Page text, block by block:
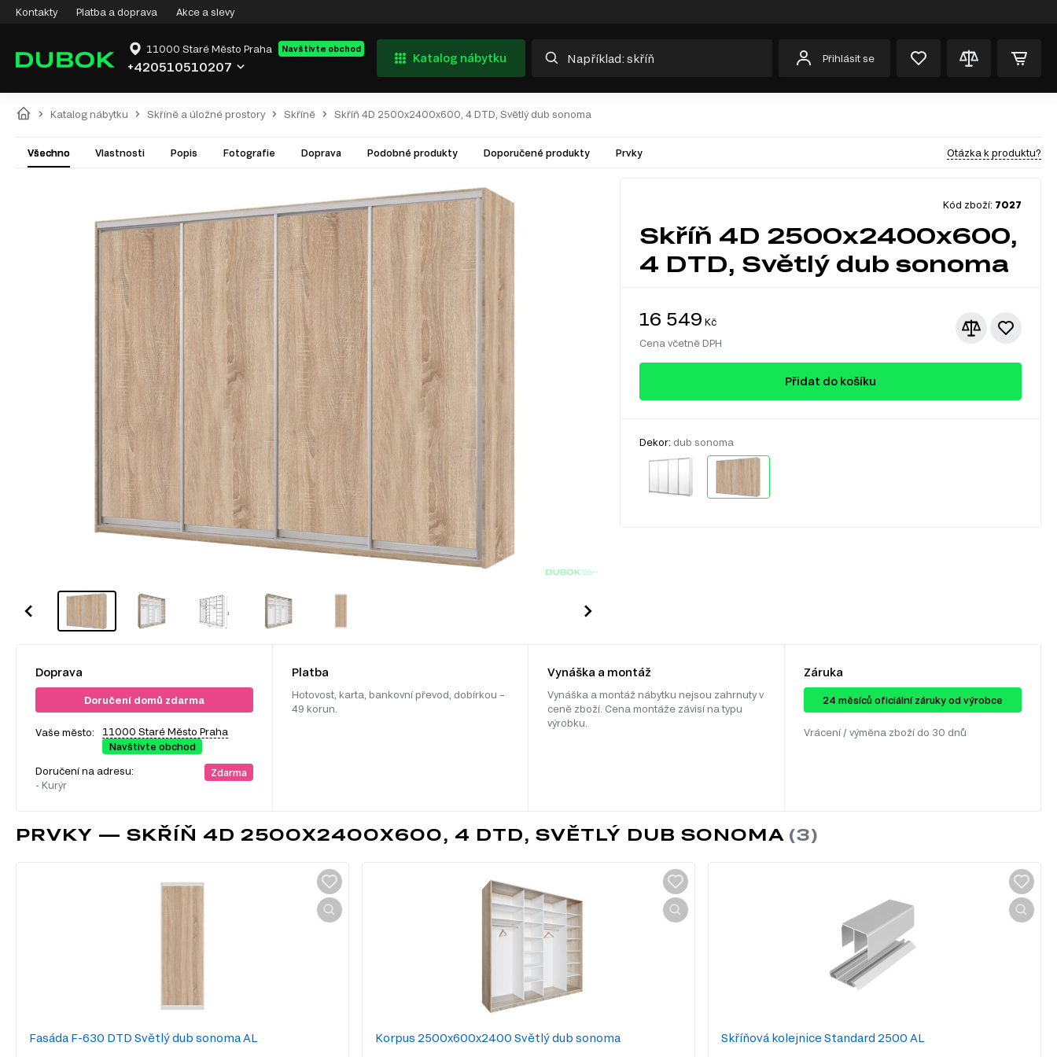
Kontakty Platba a doprava Akce a slevy
11000 Staré Město Praha Navštivte obchod
+420510510207
Katalog nábytku Přihlásit se
Katalog nábytku Skříně a úložné prostory Skříně Skříň 4D 2500x2400x600, 4 DTD, Světlý dub sonoma
Všechno Vlastnosti Popis Fotografie Doprava Podobné produkty Doporučené produkty Prvky Otázka k produktu?
Kód zboží: 7027
Skříň 4D 2500x2400x600,
4 DTD, Světlý dub sonoma
16 549 Kč
Cena včetně DPH
Přidat do košíku
Dekor: dub sonoma
Doprava
Doručení domů zdarma
Vaše město:
11000 Staré Město Praha
Navštivte obchod
Doručení na adresu:
- Kurýr
Zdarma
Platba
Hotovost, karta, bankovní převod, dobírkou –
49 korun.
Vynáška a montáž
Vynáška a montáž nábytku nejsou zahrnuty v
ceně zboží. Cena montáže závisí na typu
výrobku.
Záruka
24 ​​​​měsíců oficiální záruky od výrobce
Vrácení / výměna zboží do 30 dnů
PRVKY — SKŘÍŇ 4D 2500X2400X600, 4 DTD, SVĚTLÝ DUB SONOMA
Fasáda F-630 DTD Světlý dub sonoma AL Korpus 2500x600x2400 Světlý dub sonoma Skříňová kolejnice Standard 2500 AL